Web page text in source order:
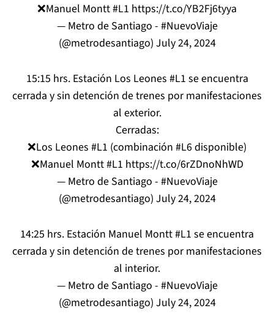
❌Manuel Montt#L1 https://t.co/YB2Fj6tyya
— Metro de Santiago - #NuevoViaje
(@metrodesantiago) July 24, 2024
15:15 hrs. Estación Los Leones #L1 se encuentra
cerrada y sin detención de trenes por manifestaciones
al exterior.
Cerradas:
❌Los Leones #L1 (combinación #L6disponible)
❌Manuel Montt#L1 https://t.co/6rZDnoNhWD
— Metro de Santiago - #NuevoViaje
(@metrodesantiago) July 24, 2024
14:25 hrs. Estación Manuel Montt#L1 se encuentra
cerrada y sin detención de trenes por manifestaciones
al interior.
— Metro de Santiago - #NuevoViaje
(@metrodesantiago) July 24, 2024